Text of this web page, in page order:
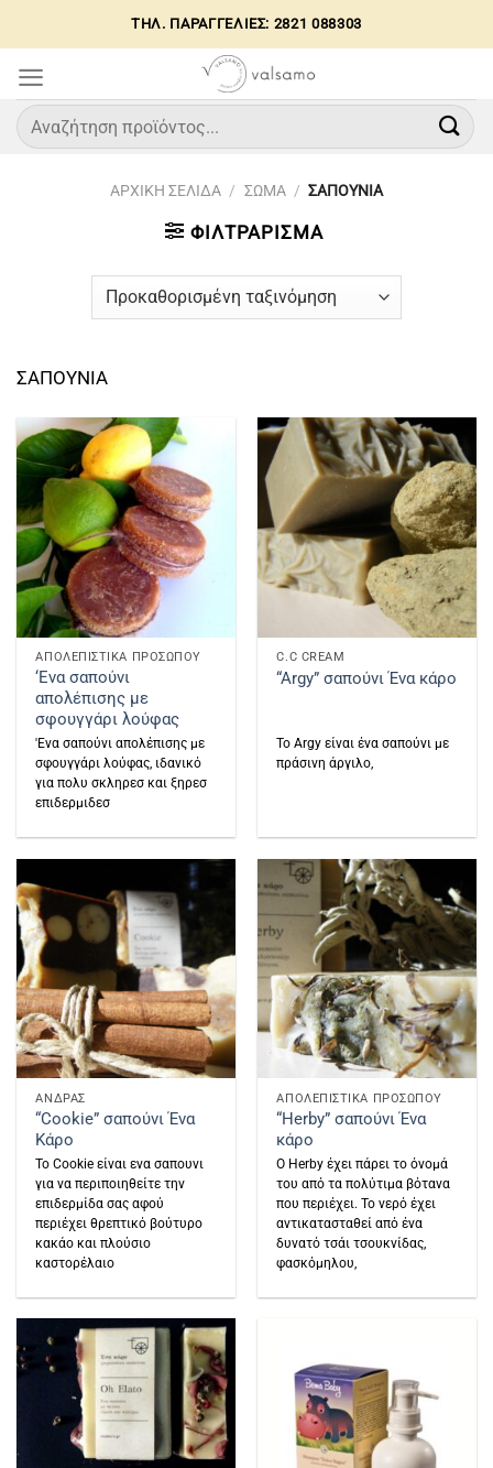
στο
περιεχόμενο
ΤΗΛ. ΠΑΡΑΓΓΕΛΙΕΣ: 2821 088303
Αναζήτηση
για:
ΑΡΧΙΚΉ ΣΕΛΊΔΑ / ΣΩΜΑ / ΣΑΠΟΥΝΙΑ
ΦΙΛΤΡΆΡΙΣΜΑ
ΣΑΠΟΥΝΙΑ
ΑΠΟΛΕΠΙΣΤΙΚΑ ΠΡΟΣΩΠΟΥ
‘Ενα σαπούνι
απολέπισης με
σφουγγάρι λούφας
'Ενα σαπούνι απολέπισης με
σφουγγάρι λούφας, ιδανικό
για πολυ σκληρεσ και ξηρεσ
επιδερμιδεσ
C.C CREAM
“Argy” σαπούνι Ένα κάρο
To Argy είναι ένα σαπούνι με
πράσινη άργιλο,
ΑΝΔΡΑΣ
“Cookie” σαπούνι Ένα
Κάρο
Το Cookie είναι ενα σαπουνι
για να περιποιηθείτε την
επιδερμίδα σας αφού
περιέχει θρεπτικό βούτυρο
κακάο και πλούσιο
καστορέλαιο
ΑΠΟΛΕΠΙΣΤΙΚΑ ΠΡΟΣΩΠΟΥ
“Herby” σαπούνι Ένα
κάρο
Ο Herby έχει πάρει το όνομά
του από τα πολύτιμα βότανα
που περιέχει. Το νερό έχει
αντικατασταθεί από ένα
δυνατό τσάι τσουκνίδας,
φασκόμηλου,